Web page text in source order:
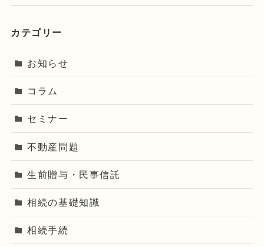
カテゴリー
お知らせ
コラム
セミナー
不動産問題
生前贈与・民事信託
相続の基礎知識
相続手続